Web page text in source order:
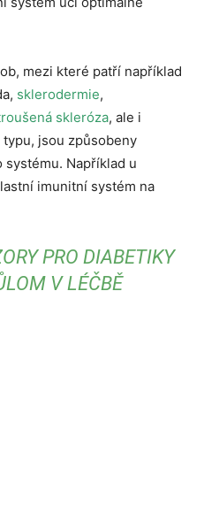
mezi které patří například
sklerodermie,
skleróza, ale i
jsou způsobeny
Například u
imunitní systém na
PRO DIABETIKY
V LÉČBĚ